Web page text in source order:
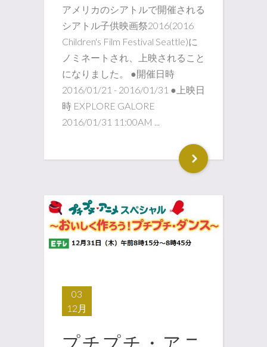
アメリカのシアトルで開催される
シアトル子供映画祭2016(2016
Children's Film Festival Seattle)に
ノミネートされ、上映されること
になりました。 ●開催日時
2016/01/21 - 2016/01/31 ●上映日
時 EXPLORE GALORE
2016/01/31 11:00AM ...
03
12月
プチプチ・アニ